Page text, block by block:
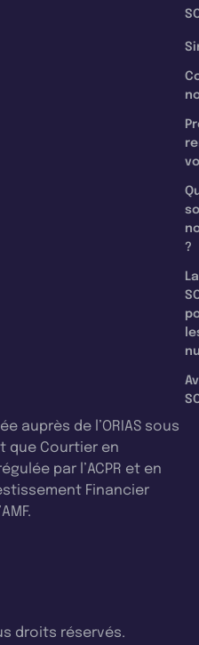
?
La
auprès de l’ORIAS sous
que Courtier en
par l’ACPR et en
Financier
droits réservés.